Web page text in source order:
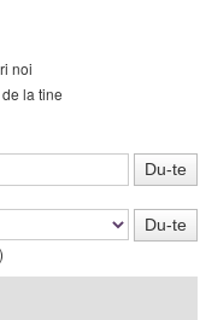
noi
la tine